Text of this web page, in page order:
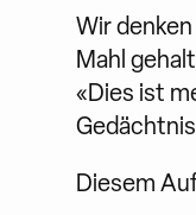
Wir
Mahl
«Dies ist
Diesem